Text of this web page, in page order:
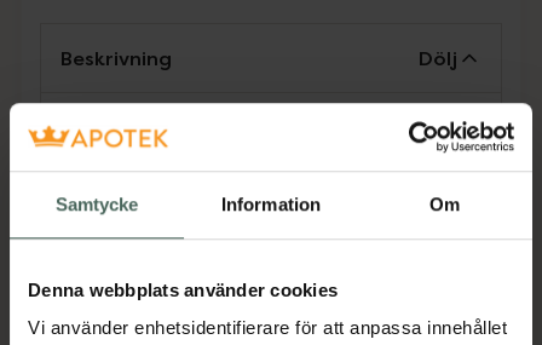
Samtycke Information Om
Denna webbplats använder cookies
Vi använder enhetsidentifierare för att anpassa innehållet
Beskrivning Dölj
Denna skumrengöring tar bort orenheter och
minskar porer samtidigt som den återfuktar
innehåller hyaluronsyra som bekämpar rynkor
samt ceramid 3 och olivolja som hjälper till
exfolierande.